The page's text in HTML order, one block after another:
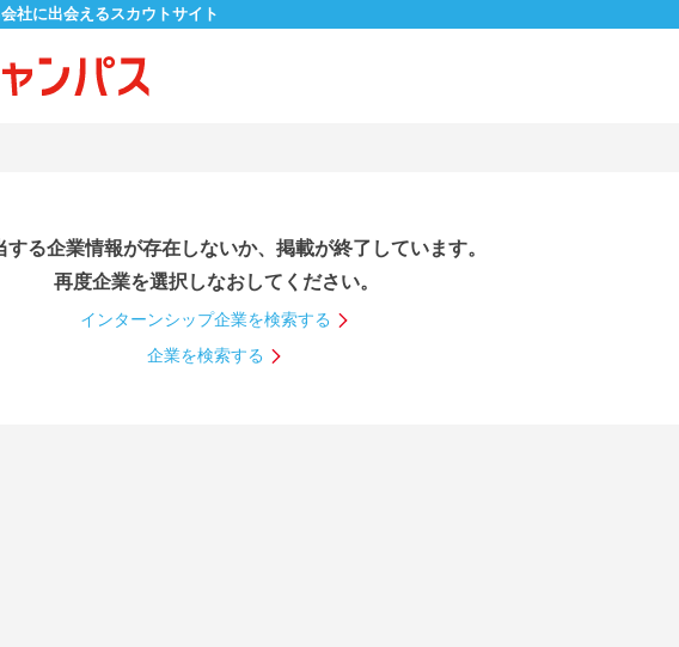
社に出会えるスカウトサイト
する企業情報が存在しないか、掲載が終了しています。
再度企業を選択しなおしてください。
インターンシップ企業を検索する
企業を検索する